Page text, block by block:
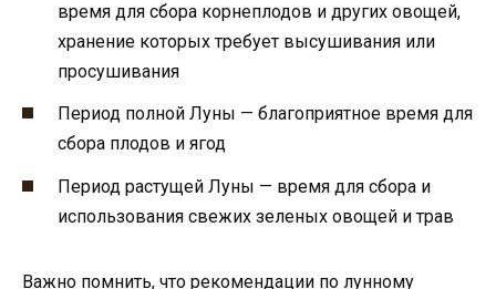
время для сбора корнеплодов и других овощей,
хранение которых требует высушивания или
просушивания
Период полной Луны — благоприятное время для
сбора плодов и ягод
Период растущей Луны — время для сбора и
использования свежих зеленых овощей и трав
Важно помнить, что рекомендации по лунному